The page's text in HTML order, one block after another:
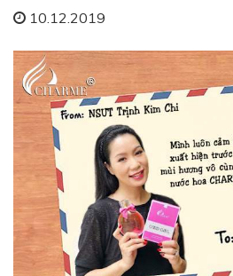
10.12.2019